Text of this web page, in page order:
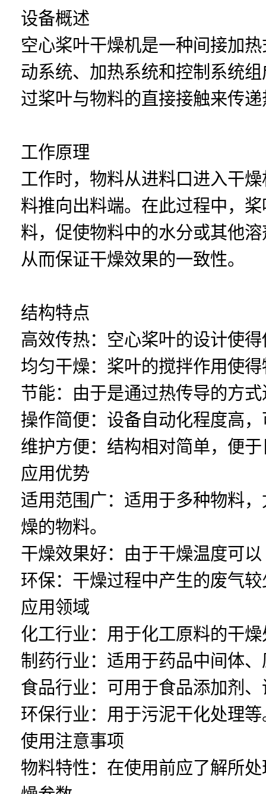
设备概述
空心桨叶干燥机是一种间接加
动系统、加热系统和控制系统
过桨叶与物料的直接接触来传
工作原理
工作时，物料从进料口进入干
料推向出料端。在此过程中，
料，促使物料中的水分或其他
从而保证干燥效果的一致性。
结构特点
高效传热：空心桨叶的设计使
均匀干燥：桨叶的搅拌作用使
节能：由于是通过热传导的方
操作简便：设备自动化程度高
维护方便：结构相对简单，便
应用优势
适用范围广：适用于多种物料
燥的物料。
干燥效果好：由于干燥温度可
环保：干燥过程中产生的废气
应用领域
化工行业：用于化工原料的干
制药行业：适用于药品中间体
食品行业：可用于食品添加剂
环保行业：用于污泥干化处理等
使用注意事项
物料特性：在使用前应了解所